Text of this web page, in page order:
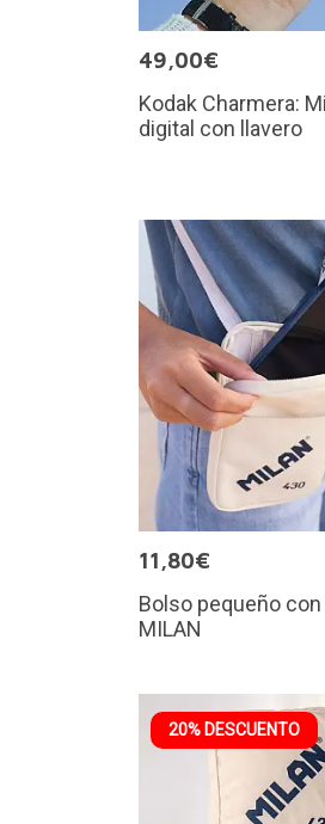
49,00€
Kodak Charmera:
digital con llavero
11,80€
Bolso pequeño
MILAN
20% DESCUENTO